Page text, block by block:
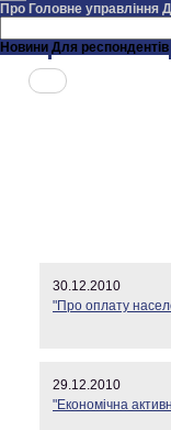
Про Головне управління
Новини Для респондентів
30.12.2010
"Про оплату
29.12.2010
"Економічна